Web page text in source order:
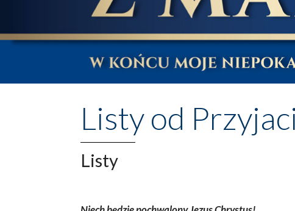
Listy od
Listy